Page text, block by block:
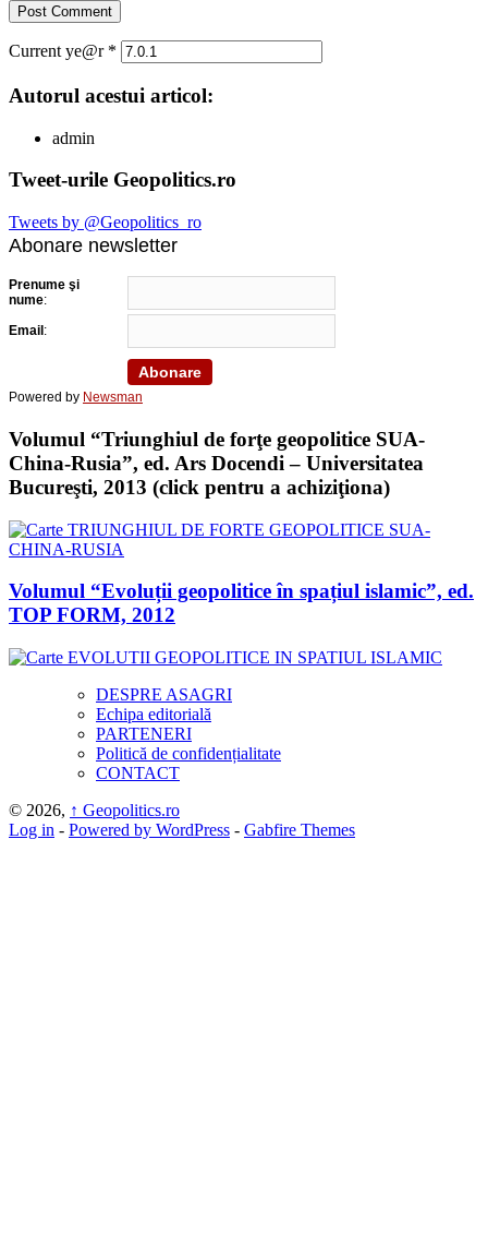
Current ye@r *
Autorul acestui articol:
admin
Tweet-urile Geopolitics.ro
Tweets by @Geopolitics_ro
Abonare newsletter
Prenume şi
nume:
Email :
Powered by Newsman
Volumul “Triunghiul de forţe geopolitice SUA-
China-Rusia”, ed. Ars Docendi – Universitatea
Bucureşti, 2013 (click pentru a achiziţiona)
Volumul “Evoluții geopolitice în spațiul islamic”, ed.
TOP FORM, 2012
DESPRE ASAGRI
Echipa editorială
PARTENERI
Politică de confidențialitate
CONTACT
© 2026, ↑ Geopolitics.ro
Log in - Powered by WordPress - Gabfire Themes